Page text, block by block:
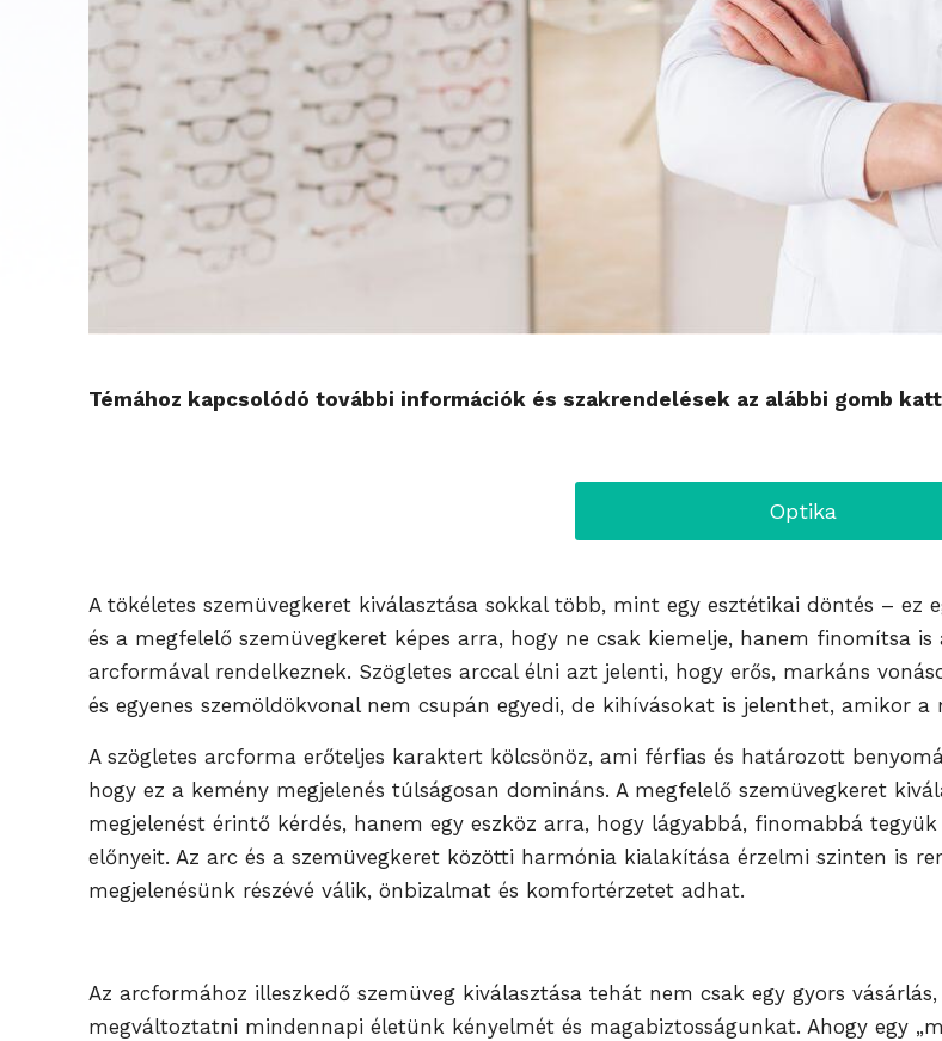
Témához kapcsolódó további információk és szakrendelések az alábbi gomb
Optika
A tökéletes szemüvegkeret kiválasztása sokkal több, mint egy esztétikai döntés – ez
és a megfelelő szemüvegkeret képes arra, hogy ne csak kiemelje, hanem finomítsa
arcformával rendelkeznek. Szögletes arccal élni azt jelenti, hogy erős, markáns
és egyenes szemöldökvonal nem csupán egyedi, de kihívásokat is jelenthet, amikor a
A szögletes arcforma erőteljes karaktert kölcsönöz, ami férfias és határozott
hogy ez a kemény megjelenés túlságosan domináns. A megfelelő szemüvegkeret
megjelenést érintő kérdés, hanem egy eszköz arra, hogy lágyabbá, finomabbá
előnyeit. Az arc és a szemüvegkeret közötti harmónia kialakítása érzelmi szinten is
megjelenésünk részévé válik, önbizalmat és komfortérzetet adhat.
Az arcformához illeszkedő szemüveg kiválasztása tehát nem csak egy gyors
megváltoztatni mindennapi életünk kényelmét és magabiztosságunkat. Ahogy egy